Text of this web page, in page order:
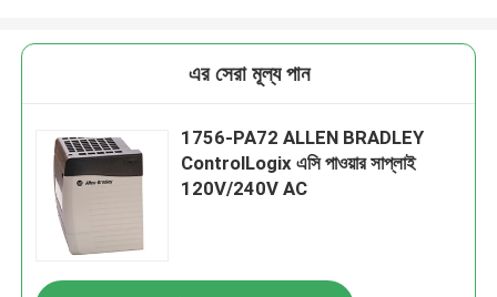
এর সেরা মূল্য পান
1756-PA72 ALLEN BRADLEY
ControlLogix এসি পাওয়ার সাপ্লাই
120V/240V AC